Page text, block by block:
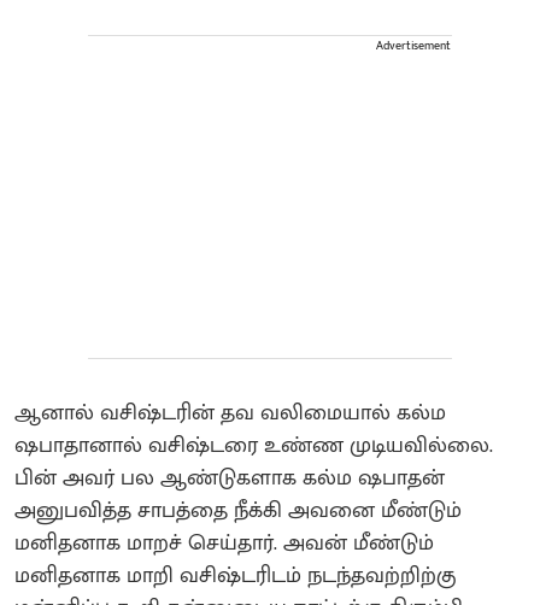
Advertisement
ஆனால் வசிஷ்டரின் தவ வலிமையால் கல்ம
ஷபாதானால் வசிஷ்டரை உண்ண முடியவில்லை.
பின் அவர் பல ஆண்டுகளாக கல்ம ஷபாதன்
அனுபவித்த சாபத்தை நீக்கி அவனை மீண்டும்
மனிதனாக மாறச் செய்தார். அவன் மீண்டும்
மனிதனாக மாறி வசிஷ்டரிடம் நடந்தவற்றிற்கு